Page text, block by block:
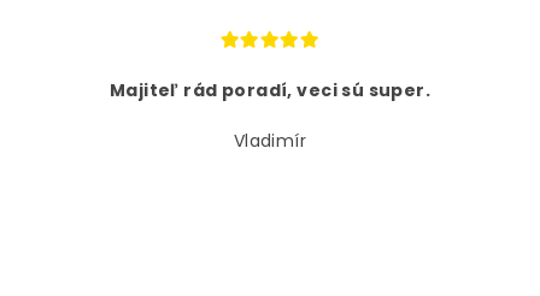
Majiteľ rád poradí, veci sú super.
Vladimír